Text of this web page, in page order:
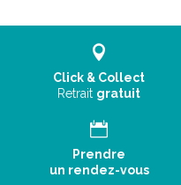
Click & Collect
Retrait gratuit
Prendre
un rendez-vous